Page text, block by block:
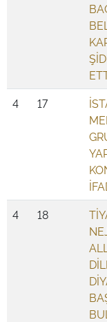
4 17
4 18